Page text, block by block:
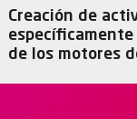
Creación de
de los motores